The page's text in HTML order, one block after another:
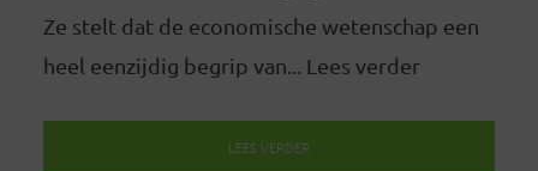
Ze stelt dat de economische wetenschap een
heel eenzijdig begrip van... Lees verder
LEES VERDER